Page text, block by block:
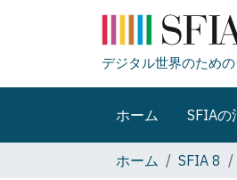
デジタル世界のため
ホーム SFIAの
ホーム SFIA 8